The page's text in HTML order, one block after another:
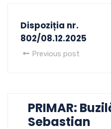
Dispoziția nr.
802/08.12.2025
Previous post
PRIMAR:
Sebastian